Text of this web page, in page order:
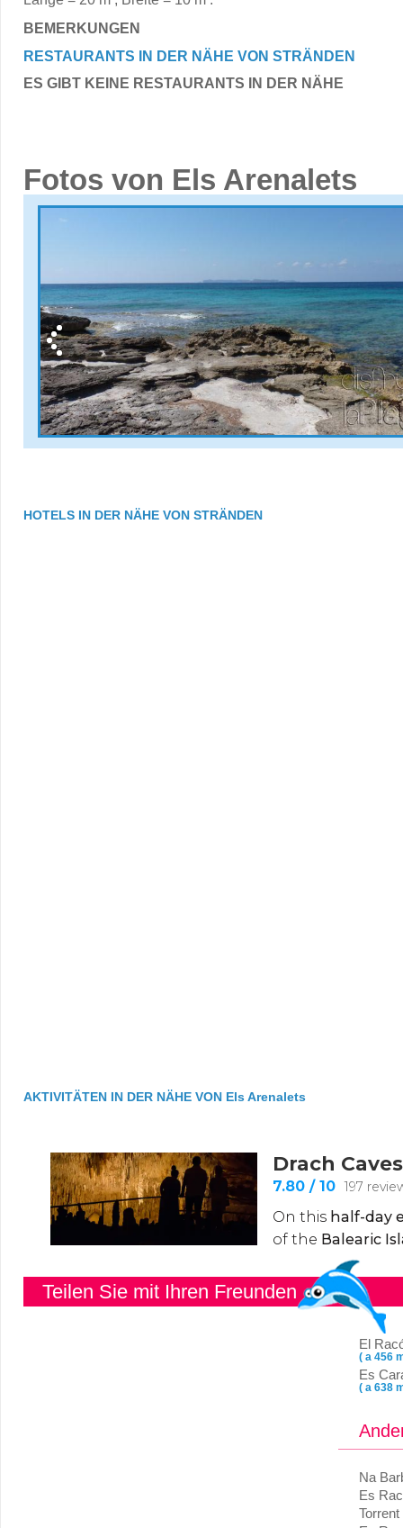
BEMERKUNGEN
RESTAURANTS IN DER NÄHE VON STRÄNDEN
ES GIBT KEINE RESTAURANTS IN DER NÄHE
Fotos von Els Arenalets
HOTELS IN DER NÄHE VON STRÄNDEN
AKTIVITÄTEN IN DER NÄHE VON Els Arenalets
Teilen Sie mit Ihren Freunden
El
( a 456
Es
( a 638
Na
Es